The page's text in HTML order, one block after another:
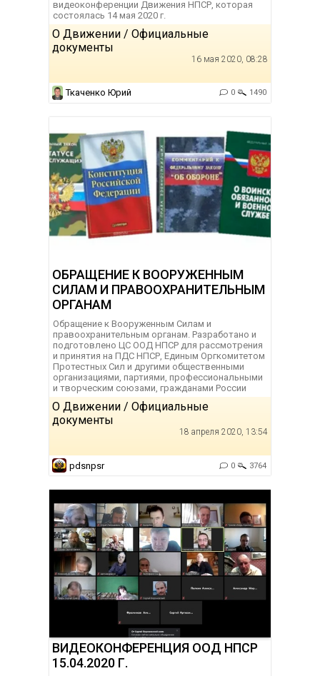
видеоконференции Движения НПСР, которая
состоялась 14 мая 2020 г.
О Движении / Официальные
документы
16 мая 2020, 08:28
Ткаченко Юрий 0 1490
ОБРАЩЕНИЕ К ВООРУЖЕННЫМ
СИЛАМ И ПРАВООХРАНИТЕЛЬНЫМ
ОРГАНАМ
Обращение к Вооруженным Силам и
правоохранительным органам. Разработано и
подготовлено ЦС ООД НПСР для рассмотрения
и принятия на ПДС НПСР, Единым Оргкомитетом
Протестных Сил и другими общественными
организациями, партиями, профессиональными
и творческим союзами, гражданами России
О Движении / Официальные
документы
18 апреля 2020, 13:54
pdsnpsr 0 3764
ВИДЕОКОНФЕРЕНЦИЯ ООД НПСР
15.04.2020 Г.